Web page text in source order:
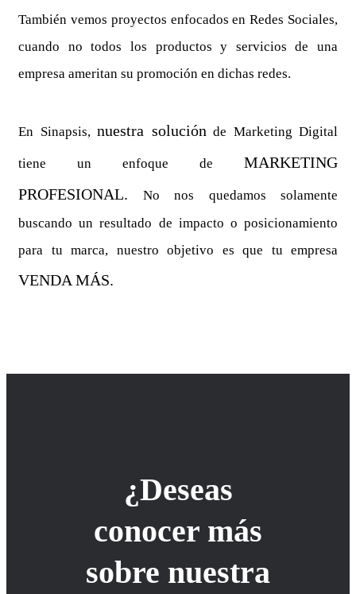
También vemos proyectos enfocados en Redes Sociales,
cuando no todos los productos y servicios de una
empresa ameritan su promoción en dichas redes.
En Sinapsis, nuestra soluciónde Marketing Digital
tiene un enfoque de MARKETING
PROFESIONAL. No nos quedamos solamente
buscando un resultado de impacto o posicionamiento
para tu marca, nuestro objetivo es que tu empresa
VENDA MÁS.
¿Deseas
conocer más
sobre nuestra